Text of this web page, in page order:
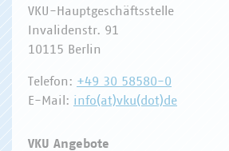
VKU-Hauptgeschäftsstelle
Invalidenstr. 91
10115 Berlin
Telefon: +49 30 58580-0
E-Mail: info(at)vku(dot)de
VKU Angebote